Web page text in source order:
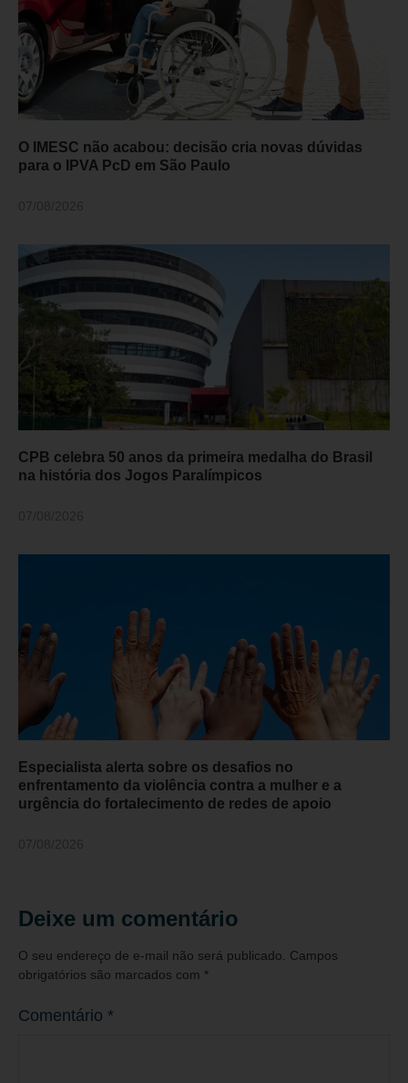
O IMESC não acabou: decisão cria novas dúvidas
para o IPVA PcD em São Paulo
CPB celebra 50 anos da primeira medalha do Brasil
na história dos Jogos Paralímpicos
Especialista alerta sobre os desafios no
enfrentamento da violência contra a mulher e a
urgência do fortalecimento de redes de apoio
Deixe um comentário
O seu endereço de e-mail não será publicado.
Campos
obrigatórios são marcados com *
Comentário *